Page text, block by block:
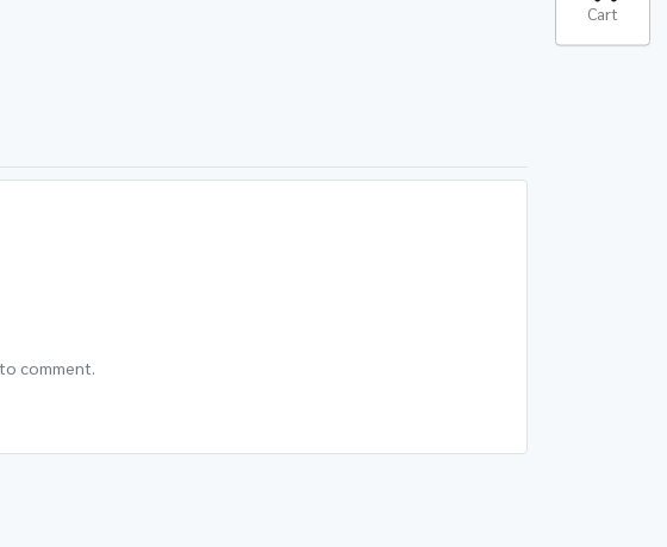
comment.
Cart